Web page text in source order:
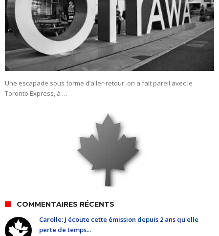
Une escapade sous forme d’aller-retour. on a fait pareil avec le
Toronto Express, à …
COMMENTAIRES RÉCENTS
Carolle: J écoute cette émission depuis 2 ans qu'elle
perte de temps...